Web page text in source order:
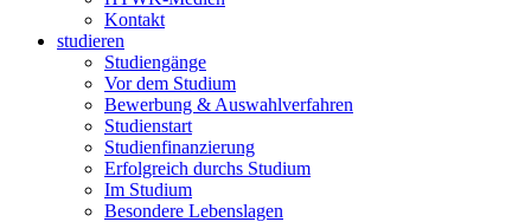
Kontakt
studieren
Studiengänge
Vor dem Studium
Bewerbung & Auswahlverfahren
Studienstart
Studienfinanzierung
Erfolgreich durchs Studium
Im Studium
Besondere Lebenslagen